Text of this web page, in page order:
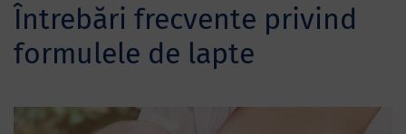
Întrebări frecvente privind
formulele de lapte